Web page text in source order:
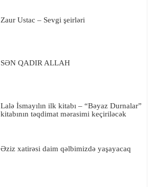
Zaur Ustac – Sevgi şeirləri
SƏN QADIR ALLAH
Lalə İsmayılın ilk kitabı – “Bəyaz Durnalar”
kitabının təqdimat mərasimi keçiriləcək
Əziz xatirəsi daim qəlbimizdə yaşayacaq